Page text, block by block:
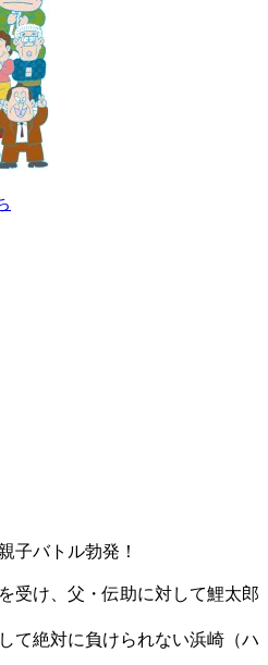
子バトル勃発！
受け、父・伝助に対して鯉太郎
て絶対に負けられない浜崎（ハ